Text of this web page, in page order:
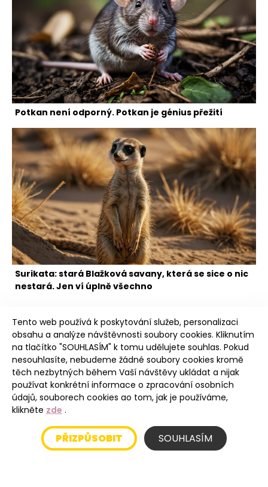
Potkan není odporný. Potkan je génius přežití
Surikata: stará Blažková savany, která se sice o nic
nestará. Jen ví úplně všechno
Intro
Úvod
Tento web používá k poskytování služeb, personalizaci
obsahu a analýze návštěvnosti soubory cookies. Kliknutím
na tlačítko "SOUHLASÍM" k tomu udělujete souhlas. Pokud
nesouhlasíte, nebudeme žádné soubory cookies kromě
těch nezbytných během Vaší návštěvy ukládat a nijak
používat konkrétní informace o zpracování osobních
údajů, souborech cookies ao tom, jak je používáme,
klikněte zde .
PŘIZPŮSOBIT SOUHLASÍM